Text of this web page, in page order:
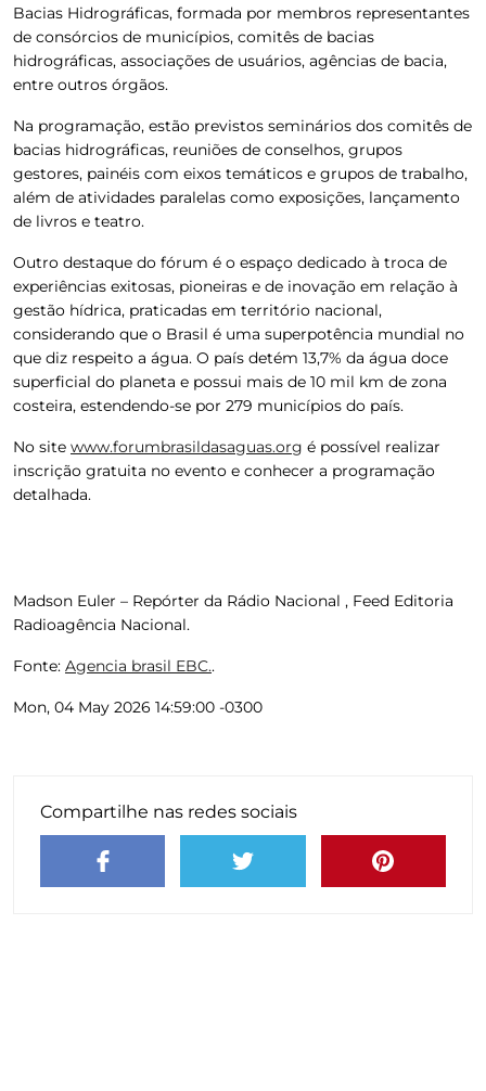
Bacias Hidrográficas, formada por membros representantes
de consórcios de municípios, comitês de bacias
hidrográficas, associações de usuários, agências de bacia,
entre outros órgãos.
Na programação, estão previstos seminários dos comitês de
bacias hidrográficas, reuniões de conselhos, grupos
gestores, painéis com eixos temáticos e grupos de trabalho,
além de atividades paralelas como exposições, lançamento
de livros e teatro.
Outro destaque do fórum é o espaço dedicado à troca de
experiências exitosas, pioneiras e de inovação em relação à
gestão hídrica, praticadas em território nacional,
considerando que o Brasil é uma superpotência mundial no
que diz respeito a água. O país detém 13,7% da água doce
superficial do planeta e possui mais de 10 mil km de zona
costeira, estendendo-se por 279 municípios do país.
No site www.forumbrasildasaguas.org é possível realizar
inscrição gratuita no evento e conhecer a programação
detalhada.
Madson Euler – Repórter da Rádio Nacional , Feed Editoria
Radioagência Nacional.
Fonte: Agencia brasil EBC..
Mon, 04 May 2026 14:59:00 -0300
Compartilhe nas redes sociais